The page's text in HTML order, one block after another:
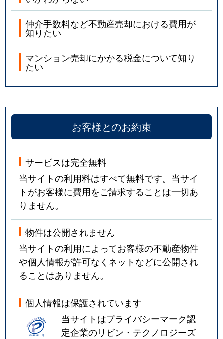
仲介手数料など不動産売却における費用が
知りたい
マンション売却にかかる税金について知り
たい
お客様とのお約束
サービスは完全無料
当サイトの利用料はすべて無料です。当サイ
トがお客様に費用をご請求することは一切あ
りません。
物件は公開されません
当サイトの利用によってお客様の不動産物件
や個人情報が許可なくネットなどに公開され
ることはありません。
個人情報は保護されています
当サイトはプライバシーマーク認
定企業のリビン・テクノロジーズ